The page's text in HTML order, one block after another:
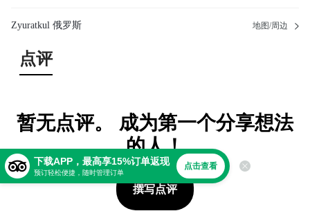
Zyuratkul 俄罗斯 地图/周边
点评
暂无点评。 成为第一个分享想法
的人！
撰写点评
下载APP，最高享15%订单返现
预订轻松便捷，随时管理订单
点击查看